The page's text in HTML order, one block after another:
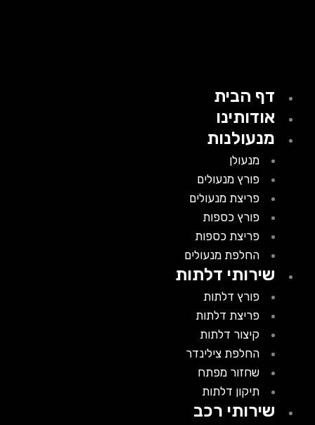
דף הבית
אודותינו
מנעולנות
מנעולן
פורץ מנעולים
פריצת מנעולים
פורץ כספות
פריצת כספות
החלפת מנעולים
שירותי דלתות
פורץ דלתות
פריצת דלתות
קיצור דלתות
החלפת צילינדר
שחזור מפתח
תיקון דלתות
שירותי רכב